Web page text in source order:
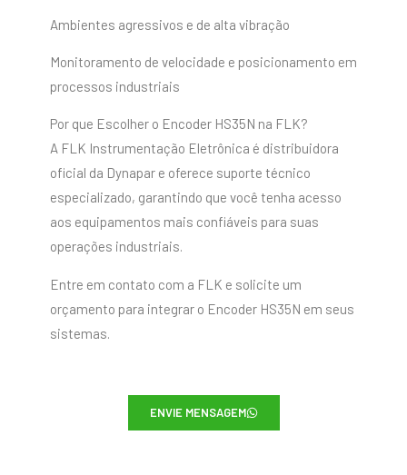
Ambientes agressivos e de alta vibração
Monitoramento de velocidade e posicionamento em
processos industriais
Por que Escolher o Encoder HS35N na FLK?
A FLK Instrumentação Eletrônica é distribuidora
oficial da Dynapar e oferece suporte técnico
especializado, garantindo que você tenha acesso
aos equipamentos mais confiáveis para suas
operações industriais.
Entre em contato com a FLK e solicite um
orçamento para integrar o Encoder HS35N em seus
sistemas.
ENVIE MENSAGEM